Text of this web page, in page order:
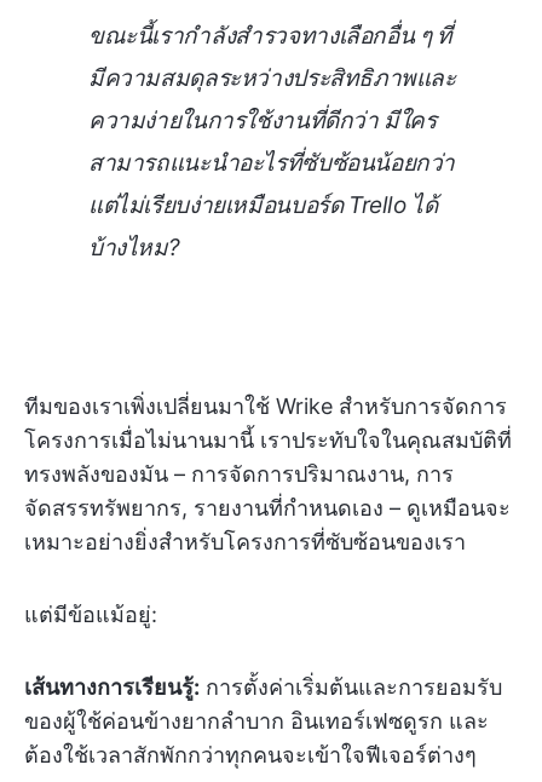
ขณะนี้เรากำลังสำรวจทางเลือกอื่น ๆ ที่
มีความสมดุลระหว่างประสิทธิภาพและ
ความง่ายในการใช้งานที่ดีกว่า มีใคร
สามารถแนะนำอะไรที่ซับซ้อนน้อยกว่า
แต่ไม่เรียบง่ายเหมือนบอร์ด Trello ได้
บ้างไหม?
ทีมของเราเพิ่งเปลี่ยนมาใช้ Wrike สำหรับการจัดการ
โครงการเมื่อไม่นานมานี้ เราประทับใจในคุณสมบัติที่
ทรงพลังของมัน – การจัดการปริมาณงาน, การ
จัดสรรทรัพยากร, รายงานที่กำหนดเอง – ดูเหมือนจะ
เหมาะอย่างยิ่งสำหรับโครงการที่ซับซ้อนของเรา
แต่มีข้อแม้อยู่:
เส้นทางการเรียนรู้: การตั้งค่าเริ่มต้นและการยอมรับ
ของผู้ใช้ค่อนข้างยากลำบาก อินเทอร์เฟซดูรก และ
ต้องใช้เวลาสักพักกว่าทุกคนจะเข้าใจฟีเจอร์ต่างๆ